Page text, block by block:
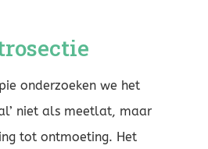
onderzoeken we het
niet als meetlat, maar
tot ontmoeting. Het